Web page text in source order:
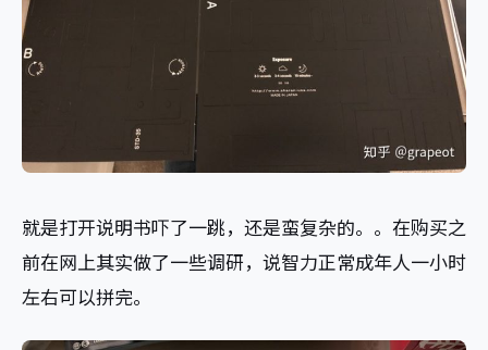
就是打开说明书吓了一跳，还是蛮复杂的。。在购买之
前在网上其实做了一些调研，说智力正常成年人一小时
左右可以拼完。